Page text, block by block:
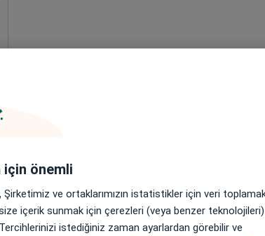
Randevu talep et
için önemli
Şirketimiz ve ortaklarımızın istatistikler için veri
size içerik sunmak için çerezleri (veya benzer
istediğiniz zaman ayarlardan görebilir ve